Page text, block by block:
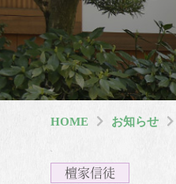
HOME お知らせ
檀家信徒